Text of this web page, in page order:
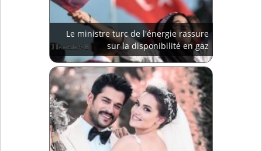
Le ministre turc de l'énergie rassure
sur la disponibilité en gaz